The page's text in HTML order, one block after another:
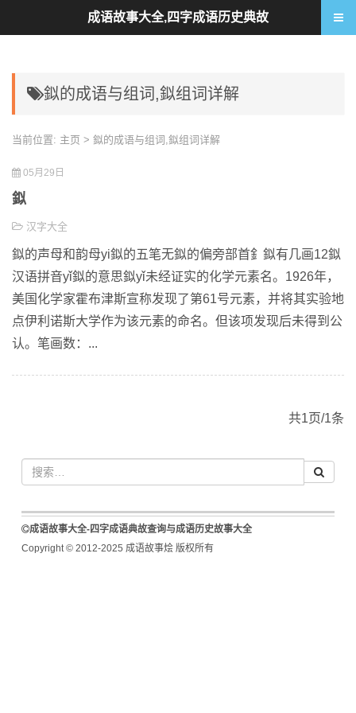
鉯的成语与组词,鉯组词详解
当前位置: 主页 > 鉯的成语与组词,鉯组词详解
05月29日
鉯
汉字大全
鉯的声母和韵母yi鉯的五笔无鉯的偏旁部首釒鉯有几画12鉯
汉语拼音yǐ鉯的意思鉯yǐ未经证实的化学元素名。1926年，
美国化学家霍布津斯宣称发现了第61号元素，并将其实验地
点伊利诺斯大学作为该元素的命名。但该项发现后未得到公
认。笔画数：...
共1页/1条
成语故事大全-四字成语典故查询与成语历史故事大全
Copyright © 2012-2025 成语故事烩 版权所有
成语故事大全,四字成语历史典故